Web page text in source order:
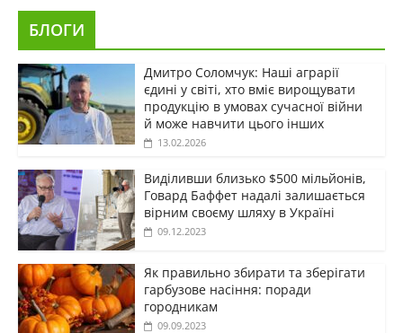
БЛОГИ
Дмитро Соломчук: Наші аграрії
єдині у світі, хто вміє вирощувати
продукцію в умовах сучасної війни
й може навчити цього інших
13.02.2026
Виділивши близько $500 мільйонів,
Говард Баффет надалі залишається
вірним своєму шляху в Україні
09.12.2023
Як правильно збирати та зберігати
гарбузове насіння: поради
городникам
09.09.2023